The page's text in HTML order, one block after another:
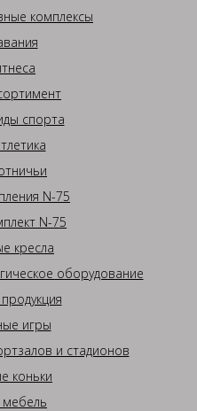
комплексы
спорта
N-75
N-75
кресла
оборудование
игры
и стадионов
коньки
мебель